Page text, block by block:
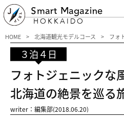
Smart Magazine
HOKKAIDO
HOME 北海道観光モデルコース フォ
３泊４日
フォトジェニックな
北海道の絶景を巡る
writer：編集部(2018.06.20)